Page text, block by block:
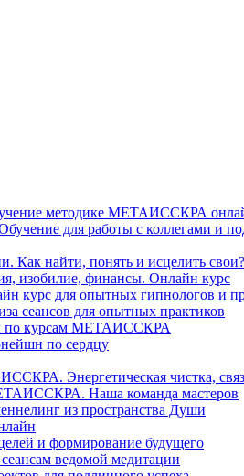
методике МЕТАИССКРА
для работы с коллегами и
Как найти, понять и исцелить свои?
изобилие, финансы. Онлайн курс
курс для опытных гипнологов и
сеансов для опытных практиков
по курсам МЕТАИССКРА
по сердцу
Энергетическая чистка,
Наша команда мастеров
из пространства Души
и формирование будущего
ведомой медитации